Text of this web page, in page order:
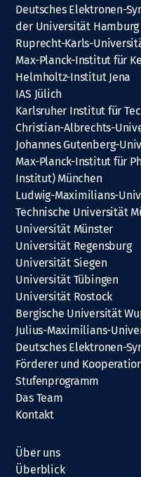
Deutsches Elektronen-
der Universität Hamburg
Ruprecht-Karls-
Max-Planck-Institut für
Helmholtz-Institut Jena
IAS Jülich
Karlsruher Institut für
Christian-Albrechts-
Johannes Gutenberg-
Max-Planck-Institut für
Institut) München
Ludwig-Maximilians-
Technische Universität
Universität Münster
Universität Regensburg
Universität Siegen
Universität Tübingen
Universität Rostock
Bergische Universität
Julius-Maximilians-
Deutsches Elektronen-
Förderer und
Stufenprogramm
Das Team
Kontakt
Über uns
Überblick